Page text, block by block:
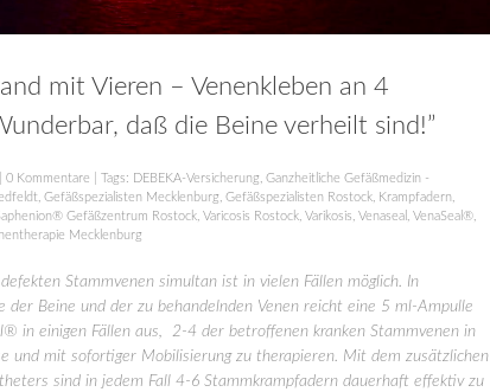
mit Vieren – Venenkleben an 4
daß die Beine verheilt sind!”
0 Kommentare | Tags: DEBEKA-Versicherung Ganzheitliche Gefäßmedizin -
Gefäßspezialisten Mecklenburg Gefäßspezialisten Rostock Krampfadern
Gefäßzentrum Rostock Varicosis Rostock Varikosis Venaseal VenaSeal®
Mecklenburg
Stammvenen simultan ist in vielen Fällen möglich. In
der Beine und der zu behandelnden Venen reicht eine 5 ml-Ampulle
in einigen Fällen aus, 2-4 der betroffenen kranken Stammvenen in
und mit sofortiger Mobilisierung zu therapieren. Mit dem zusätzlichen
sind in jedem Fall 4-6 Stammkrampfadern dauerhaft effektiv zu